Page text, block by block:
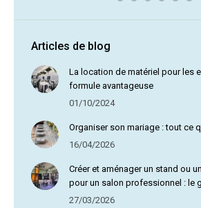
Articles de blog
La location de matériel pour les
formule avantageuse
01/10/2024
Organiser son mariage : tout ce
16/04/2026
Créer et aménager un stand ou
pour un salon professionnel : le
27/03/2026